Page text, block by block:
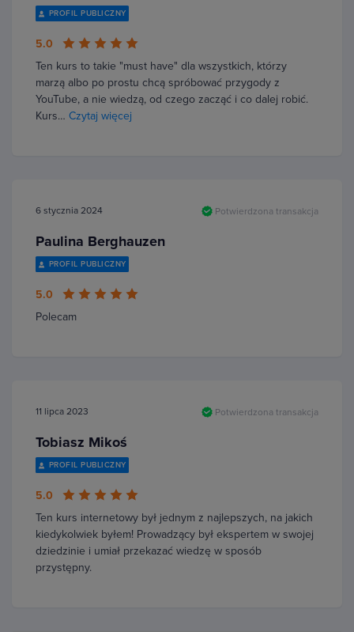
PROFIL PUBLICZNY
5.0
Ten kurs to takie "must have" dla wszystkich, którzy
marzą albo po prostu chcą spróbować przygody z
YouTube, a nie wiedzą, od czego zacząć i co dalej robić.
Kurs… Czytaj więcej
6 stycznia 2024 Potwierdzona transakcja
Paulina Berghauzen
PROFIL PUBLICZNY
5.0
Polecam
11 lipca 2023 Potwierdzona transakcja
Tobiasz Mikoś
PROFIL PUBLICZNY
5.0
Ten kurs internetowy był jednym z najlepszych, na jakich
kiedykolwiek byłem! Prowadzący był ekspertem w swojej
dziedzinie i umiał przekazać wiedzę w sposób
przystępny.